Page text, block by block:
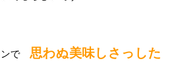
ンで 思わぬ美味しさっした